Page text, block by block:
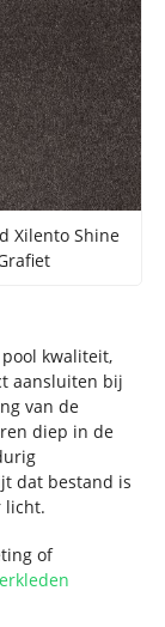
Xilento Shine
kwaliteit,
aansluiten bij
van de
diep in de
dat bestand is
licht.
of